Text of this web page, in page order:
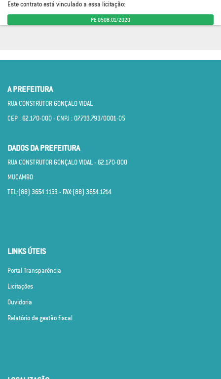
Este contrato está vinculado a essa licitação:
PE 0508.01/2020
A PREFEITURA
RUA CONSTRUTOR GONÇALO VIDAL
CEP : 62.170­-000 - CNPJ : 07.733.793/0001­-05
DADOS DA PREFEITURA
RUA CONSTRUTOR GONÇALO VIDAL - 62.170­-000
MUCAMBO
TEL:(88) 3654.1133 - FAX:(88) 3654.1214
LINKS ÚTEIS
Portal Transparência
Licitações
Ouvidoria
Relatório de gestão fiscal